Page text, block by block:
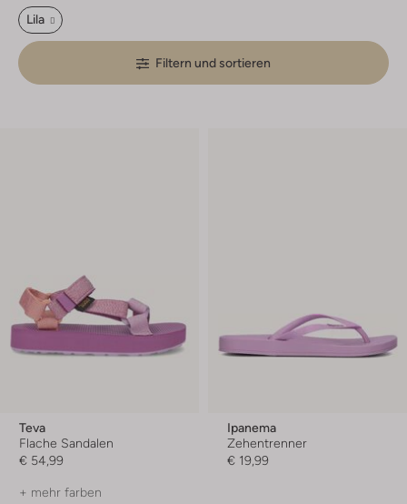
Lila
Filtern und sortieren
Teva
Flache Sandalen
€ 54,99
+ mehr farben
Ipanema
Zehentrenner
€ 19,99